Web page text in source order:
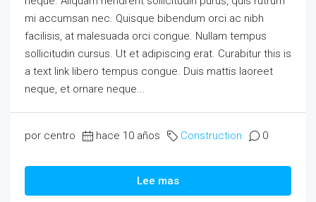
mi accumsan nec. Quisque bibendum orci ac nibh
facilisis, at malesuada orci congue. Nullam tempus
sollicitudin cursus. Ut et adipiscing erat. Curabitur this is
a text link libero tempus congue. Duis mattis laoreet
neque, et ornare neque...
por centro hace 10 años Construction 0
Lee mas